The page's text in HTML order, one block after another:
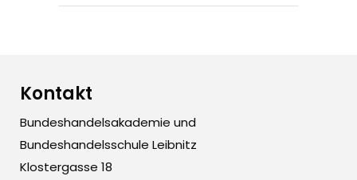
Kontakt
Bundeshandelsakademie und
Bundeshandelsschule Leibnitz
Klostergasse 18